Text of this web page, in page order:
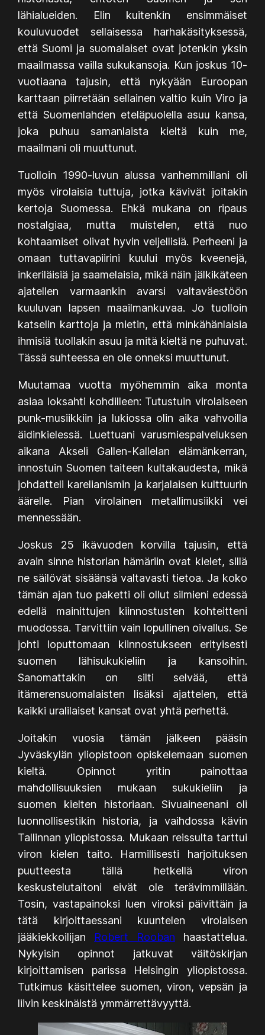
lähialueiden. Elin kuitenkin ensimmäiset
kouluvuodet sellaisessa harhakäsityksessä,
että Suomi ja suomalaiset ovat jotenkin yksin
maailmassa vailla sukukansoja. Kun joskus 10-
vuotiaana tajusin, että nykyään Euroopan
karttaan piirretään sellainen valtio kuin Viro ja
että Suomenlahden eteläpuolella asuu kansa,
joka puhuu samanlaista kieltä kuin me,
maailmani oli muuttunut.
Tuolloin 1990-luvun alussa vanhemmillani oli
myös virolaisia tuttuja, jotka kävivät joitakin
kertoja Suomessa. Ehkä mukana on ripaus
nostalgiaa, mutta muistelen, että nuo
kohtaamiset olivat hyvin veljellisiä. Perheeni ja
omaan tuttavapiirini kuului myös kveenejä,
inkeriläisiä ja saamelaisia, mikä näin jälkikäteen
ajatellen varmaankin avarsi valtaväestöön
kuuluvan lapsen maailmankuvaa. Jo tuolloin
katselin karttoja ja mietin, että minkähänlaisia
ihmisiä tuollakin asuu ja mitä kieltä ne puhuvat.
Tässä suhteessa en ole onneksi muuttunut.
Muutamaa vuotta myöhemmin aika monta
asiaa loksahti kohdilleen: Tutustuin virolaiseen
punk-musiikkiin ja lukiossa olin aika vahvoilla
äidinkielessä. Luettuani varusmiespalveluksen
aikana Akseli Gallen-Kallelan elämänkerran,
innostuin Suomen taiteen kultakaudesta, mikä
johdatteli karelianismin ja karjalaisen kulttuurin
äärelle. Pian virolainen metallimusiikki vei
mennessään.
Joskus 25 ikävuoden korvilla tajusin, että
avain sinne historian hämäriin ovat kielet, sillä
ne säilövät sisäänsä valtavasti tietoa. Ja koko
tämän ajan tuo paketti oli ollut silmieni edessä
edellä mainittujen kiinnostusten kohteitteni
muodossa. Tarvittiin vain lopullinen oivallus. Se
johti loputtomaan kiinnostukseen erityisesti
suomen lähisukukieliin ja kansoihin.
Sanomattakin on silti selvää, että
itämerensuomalaisten lisäksi ajattelen, että
kaikki uralilaiset kansat ovat yhtä perhettä.
Joitakin vuosia tämän jälkeen pääsin
Jyväskylän yliopistoon opiskelemaan suomen
kieltä. Opinnot yritin painottaa
mahdollisuuksien mukaan sukukieliin ja
suomen kielten historiaan. Sivuaineenani oli
luonnollisestikin historia, ja vaihdossa kävin
Tallinnan yliopistossa. Mukaan reissulta tarttui
viron kielen taito. Harmillisesti harjoituksen
puutteesta tällä hetkellä viron
keskustelutaitoni eivät ole terävimmillään.
Tosin, vastapainoksi luen viroksi päivittäin ja
tätä kirjoittaessani kuuntelen virolaisen
jääkiekkoilijan Robert Rooban haastattelua.
Nykyisin opinnot jatkuvat väitöskirjan
kirjoittamisen parissa Helsingin yliopistossa.
Tutkimus käsittelee suomen, viron, vepsän ja
liivin keskinäistä ymmärrettävyyttä.